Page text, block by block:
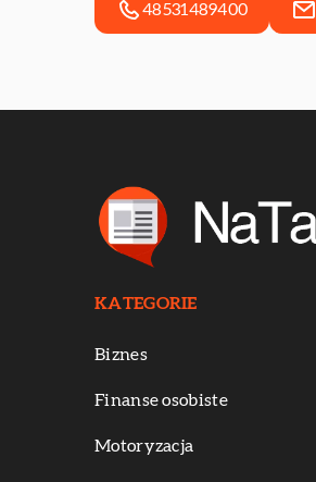
48531489400
KATEGORIE
Biznes
Finanse osobiste
Motoryzacja